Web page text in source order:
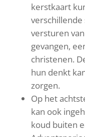
kerstkaart
versturen
gevangen,
christenen.
hun denkt
zorgen.
Op het
kan ook
koud buiten